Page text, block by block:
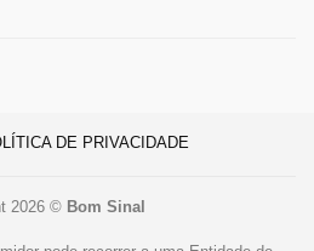
DE PRIVACIDADE
2026 © Bom Sinal